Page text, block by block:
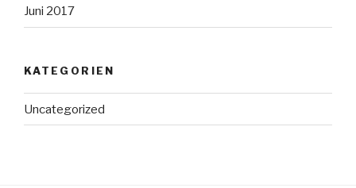
Juni 2017
KATEGORIEN
Uncategorized